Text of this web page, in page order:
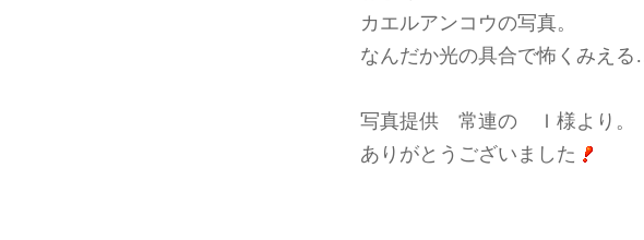
カエルアンコウの写真。
なんだか光の具合で怖くみえ
写真提供 常連の Ｉ様より。
ありがとうございました